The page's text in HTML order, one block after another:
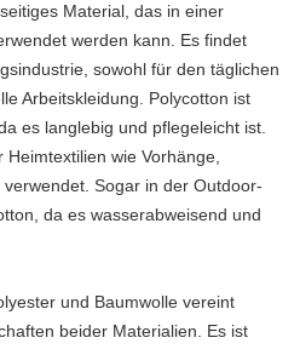
Material, das in einer
werden kann. Es findet
sowohl für den täglichen
Arbeitskleidung. Polycotton ist
es langlebig und pflegeleicht ist.
wie Vorhänge,
Sogar in der Outdoor-
da es wasserabweisend und
und Baumwolle vereint
beider Materialien. Es ist